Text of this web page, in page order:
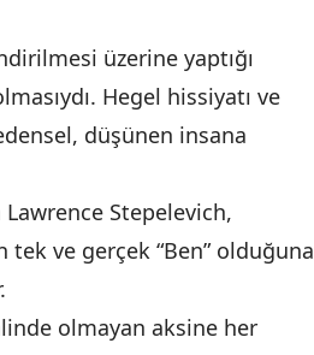
üzerine yaptığı
Hegel hissiyatı ve
düşünen insana
Stepelevich,
tek ve gerçek “Ben” olduğuna
olmayan aksine her